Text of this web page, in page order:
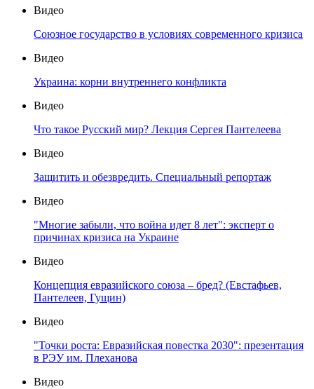
Видео
Союзное государство в условиях современного кризиса
Видео
Украина: корни внутреннего конфликта
Видео
Что такое Русский мир? Лекция Сергея Пантелеева
Видео
Защитить и обезвредить. Специальный репортаж
Видео
"Многие забыли, что война идет 8 лет": эксперт о
причинах кризиса на Украине
Видео
Концепция евразийского союза – бред? (Евстафьев,
Пантелеев, Гущин)
Видео
"Точки роста: Евразийская повестка 2030": презентация
в РЭУ им. Плеханова
Видео